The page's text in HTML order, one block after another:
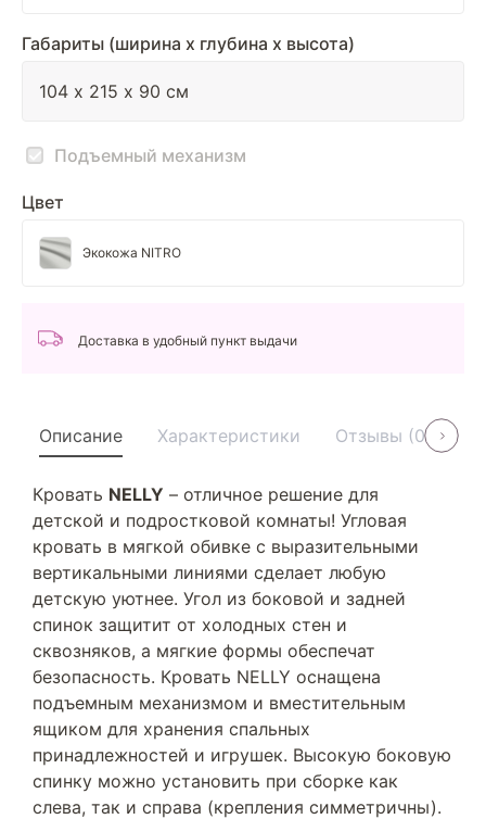
Габариты (ширина х глубина х высота)
Подъемный механизм
Цвет
Экокожа NITRO
Доставка в удобный пункт выдачи
Описание Характеристики Отзывы (0)
Кровать NELLY – отличное решение для
детской и подростковой комнаты! Угловая
кровать в мягкой обивке с выразительными
вертикальными линиями сделает любую
детскую уютнее. Угол из боковой и задней
спинок защитит от холодных стен и
сквозняков, а мягкие формы обеспечат
безопасность. Кровать NELLY оснащена
подъемным механизмом и вместительным
ящиком для хранения спальных
принадлежностей и игрушек. Высокую боковую
спинку можно установить при сборке как
слева, так и справа (крепления симметричны).